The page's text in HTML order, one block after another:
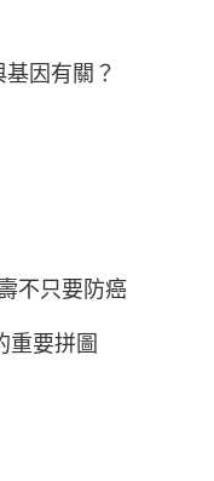
因有關？
不只要防癌
要拼圖